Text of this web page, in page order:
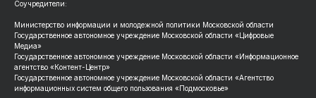
Соучредители:
Министерство информации и молодежной политики Московской области
Государственное автономное учреждение Московской области «Цифровые
Медиа»
Государственное автономное учреждение Московской области «Информационное
агентство «Контент-Центр»
Государственное автономное учреждение Московской области «Агентство
информационных систем общего пользования «Подмосковье»